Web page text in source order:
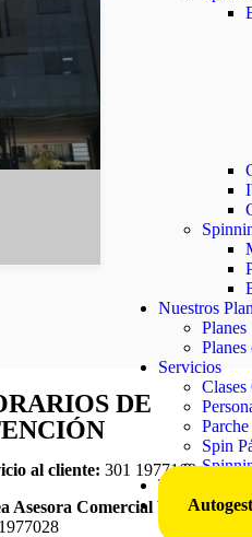
Nuestros
Planes
Servicios
Clases
Spin
Trabaja con
DE
al cliente: 301 1977168
Asesora Comercial Web: